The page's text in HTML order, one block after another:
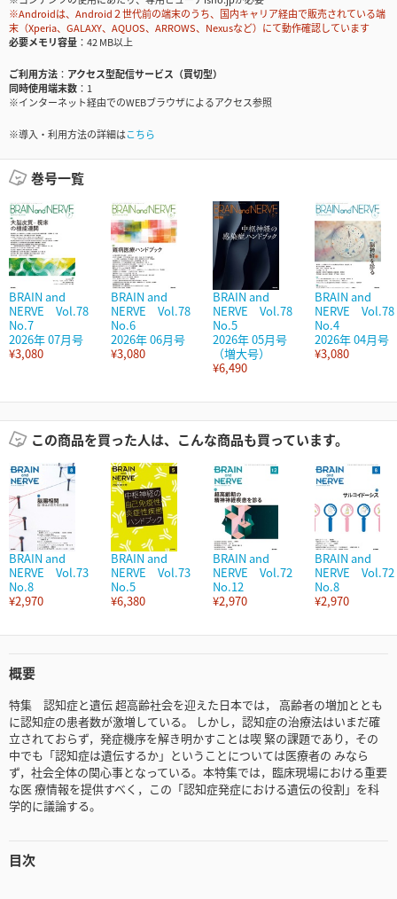
※Androidは、Android２世代前の端末のうち、国内キャリア経由で販売されている端
末（Xperia、GALAXY、AQUOS、ARROWS、Nexusなど）にて動作確認しています
必要メモリ容量
42 MB以上
ご利用方法
アクセス型配信サービス（買切型）
同時使用端末数
1
※インターネット経由でのWEBブラウザによるアクセス参照
※導入・利用方法の詳細はこちら
巻号一覧
BRAIN and
NERVE Vol.78
No.7
2026年 07月号
¥3,080
BRAIN and
NERVE Vol.78
No.6
2026年 06月号
¥3,080
BRAIN and
NERVE Vol.78
No.5
2026年 05月号
（増大号）
¥6,490
BRAIN and
NERVE Vol.78
No.4
2026年 04月号
¥3,080
この商品を買った人は、こんな商品も買っています。
BRAIN and
NERVE Vol.73
No.8
¥2,970
BRAIN and
NERVE Vol.73
No.5
¥6,380
BRAIN and
NERVE Vol.72
No.12
¥2,970
BRAIN and
NERVE Vol.72
No.8
¥2,970
概要
特集 認知症と遺伝 超高齢社会を迎えた日本では， 高齢者の増加ととも
に認知症の患者数が激増している。 しかし，認知症の治療法はいまだ確
立されておらず，発症機序を解き明かすことは喫 緊の課題であり，その
中でも「認知症は遺伝するか」ということについては医療者の みなら
ず，社会全体の関心事となっている。本特集では，臨床現場における重要
な医 療情報を提供すべく，この「認知症発症における遺伝の役割」を科
学的に議論する。
目次